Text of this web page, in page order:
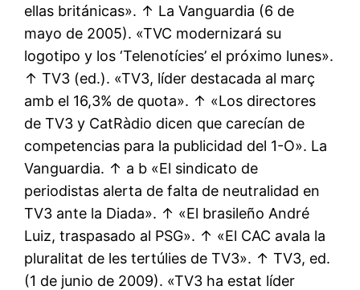
ellas británicas». ↑ La Vanguardia (6 de
mayo de 2005). «TVC modernizará su
logotipo y los ‘Telenotícies’ el próximo lunes».
↑ TV3 (ed.). «TV3, líder destacada al març
amb el 16,3% de quota». ↑ «Los directores
de TV3 y CatRàdio dicen que carecían de
competencias para la publicidad del 1-O». La
Vanguardia. ↑ a b «El sindicato de
periodistas alerta de falta de neutralidad en
TV3 ante la Diada». ↑ «El brasileño André
Luiz, traspasado al PSG». ↑ «El CAC avala la
pluralitat de les tertúlies de TV3». ↑ TV3, ed.
(1 de junio de 2009). «TV3 ha estat líder